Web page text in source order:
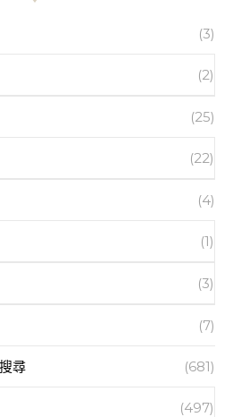
(3)
(2)
(25)
(22)
(4)
(1)
(3)
(7)
尋 (681)
(497)